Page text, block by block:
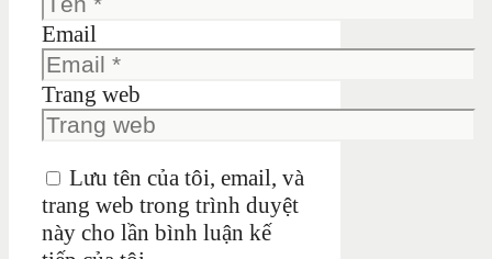
Email
Trang web
Lưu tên của tôi, email, và
trang web trong trình duyệt
này cho lần bình luận kế